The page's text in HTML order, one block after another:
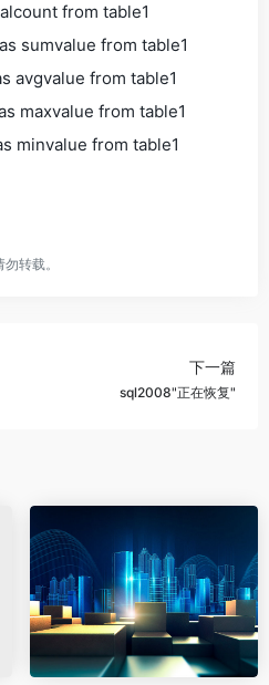
from table1
sumvalue from table1
avgvalue from table1
maxvalue from table1
minvalue from table1
转载。
下一篇
sql2008"正在恢复"